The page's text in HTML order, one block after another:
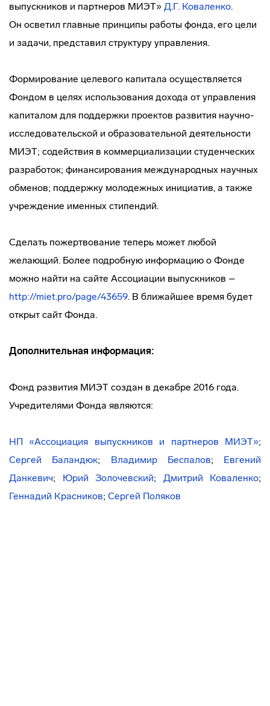
выпускников и партнеров МИЭТ» Д.Г. Коваленко.
Он осветил главные принципы работы фонда, его цели
и задачи, представил структуру управления.
Формирование целевого капитала осуществляется
Фондом в целях использования дохода от управления
капиталом для поддержки проектов развития научно-
исследовательской и образовательной деятельности
МИЭТ; содействия в коммерциализации студенческих
разработок; финансирования международных научных
обменов; поддержку молодежных инициатив, а также
учреждение именных стипендий.
Сделать пожертвование теперь может любой
желающий. Более подробную информацию о Фонде
можно найти на сайте Ассоциации выпускников –
http://miet.pro/page/43659. В ближайшее время будет
открыт сайт Фонда.
Дополнительная информация:
Фонд развития МИЭТ создан в декабре 2016 года.
Учредителями Фонда являются:
НП «Ассоциация выпускников и партнеров МИЭТ»;
Сергей Баландюк; Владимир Беспалов; Евгений
Данкевич; Юрий Золочевский; Дмитрий Коваленко;
Геннадий Красников; Сергей Поляков